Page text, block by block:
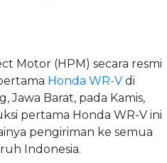
Motor (HPM) secara resmi
Honda WR-V di
Jawa Barat, pada Kamis,
pertama Honda WR-V ini
pengiriman ke semua
Indonesia.